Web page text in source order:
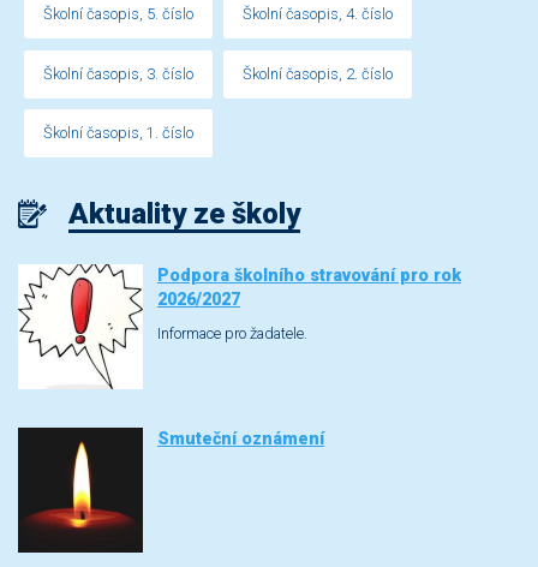
Školní časopis, 5. číslo Školní časopis, 4. číslo
Školní časopis, 3. číslo Školní časopis, 2. číslo
Školní časopis, 1. číslo
Aktuality ze školy
Podpora školního stravování pro rok
2026/2027
Informace pro žadatele.
Smuteční oznámení